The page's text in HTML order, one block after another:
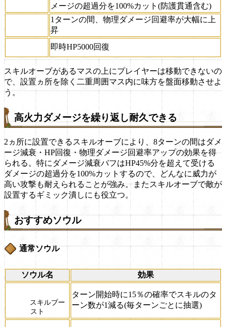
メージの超過分を100%カット(防護貫通含む)
1ターンの間、物理ダメージ回避率が大幅に上
昇
即時HP5000回復
スキルオーブがあるマスの上にプレイヤーは移動できないの
で、設置ヵ所を除く二重周囲マス内に味方を盤面移動させよ
う。
高火力ダメージを繰り返し耐久できる
2ヵ所に設置できるスキルオーブにより、8ターンの間はダメ
ージ減衰・HP回復・物理ダメージ回避率アップの効果を得
られる。特にダメージ減衰バフはHP45%分を超えて受ける
ダメージの超過分を100%カットするので、どんなに威力が
高い攻撃も耐えられることが強み。またスキルオーブで敵が
設置するギミック潰しにも役立つ。
おすすめソウル
通常ソウル
ソウル名 効果
スキルブー
スト
ターン開始時に15％の確率でスキルのタ
ーン数が1減る(毎ターンごとに抽選)